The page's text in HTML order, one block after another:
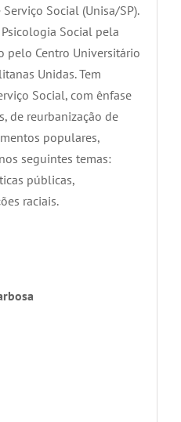
Social (Unisa/SP).
Social pela
pelo Centro Universitário
Unidas. Tem
Social, com ênfase
de reurbanização de
populares,
seguintes temas:
públicas,
raciais.